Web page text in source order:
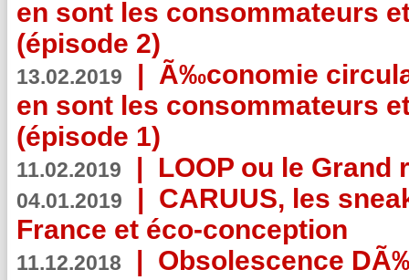
en sont les consommateurs
(épisode 2)
13.02.2019 | Ã‰conomie
en sont les consommateurs
(épisode 1)
11.02.2019 | LOOP ou le Grand
04.01.2019 | CARUUS, les
France et éco-conception
11.12.2018 | Obsolescence